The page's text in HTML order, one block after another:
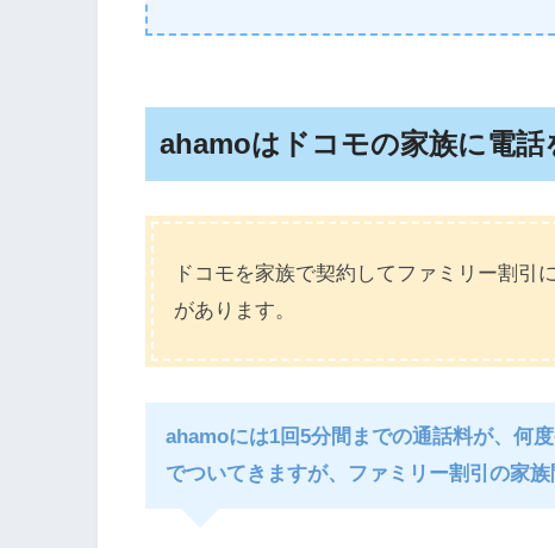
ahamoはドコモの家族に電話
ドコモを家族で契約してファミリー割引
があります。
ahamoには1回5分間までの通話料が、何
でついてきますが、ファミリー割引の家